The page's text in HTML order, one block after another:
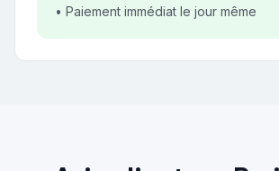
• Paiement immédiat le jour même